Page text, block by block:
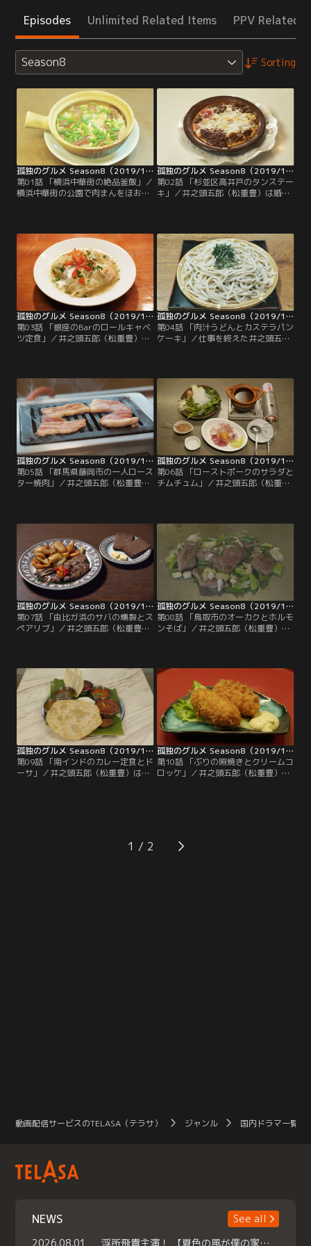
Episodes Unlimited Related Items PPV Related
Season8 Sorting
孤独のグルメ Season8（2019/10/05放送分）第01話
第01話 「横浜中華街の絶品釜飯」／
横浜中華街の公園で肉まんをほおば
へ。自宅リビングのインテリア相談
のはずが、話は思わぬ方向へ進んで
いき混迷する。何とか商談を終えた
五郎は、空腹を満たすべく中華街を
歩き出す。だがバリエーションの多
さに店が決められない。
孤独のグルメ Season8（2019/10/12放送分）第02話
第02話 「杉並区高井戸のタンステー
キ」／井之頭五郎（松重豊）は婚活
で商品を即決したかと思うと、値引
き交渉を仕掛けてくる。五郎が苦笑
するほどのヤリ手で--。商談を終え
た五郎は、駅へ向かう途中、一見オ
フィスビルのような洋食レストラン
に遭遇する。
孤独のグルメ Season8（2019/10/19放送分）第03話
第03話 「銀座のBarのロールキャベ
ツ定食」／井之頭五郎（松重豊）
に奇抜表現と面倒なやりとりが続く
はめに…。変な気を遣って空腹にな
った五郎は、銀座の路地で昼食堂の
看板を発見する。覚悟を決め店に入
りお目当てのポークソテーを注文し
ようとするが…。
孤独のグルメ Season8（2019/10/26放送分）第04話
第04話 「肉汁うどんとカステラパン
ケーキ」／仕事を終えた井之頭五郎
し中に入ると力強くうどんを踏むお
母さん（池谷のぶえ）と目が合い気
まずい雰囲気に…。うどんを堪能し
た五郎は、次の商談相手・石井（安
東弘樹）が待つひばりが丘団地へ。
商談を終え帰ろうと…。
孤独のグルメ Season8（2019/11/02放送分）第05話
第05話 「群馬県藤岡市の一人ロース
ター焼肉」／井之頭五郎（松重豊）
リング場と中も外も一体化した建物
で…。打ち合わせを終え空腹の五郎
はタクシーから店を探すが見当たら
ない。執念で発見したのは中華っぽ
い名前のお店。中に入ると、店員の
清水（大橋彰）に…。
孤独のグルメ Season8（2019/11/09放送分）第06話
第06話 「ローストポークのサラダと
チムチュム」／井之頭五郎（松重
帯の着信が止まず話が一向に進まな
い。困惑しながらもどうにか打ち合
わせを終えた五郎。浅草で何かを食
べて帰ろうとさまよっていると、デ
ィープな雰囲気が漂う焼肉横丁を発
見する。
孤独のグルメ Season8（2019/11/16放送分）第07話
第07話 「由比ガ浜のサバの燻製とス
ペアリブ」／井之頭五郎（松重豊）
向かう。転職した中村の雰囲気はす
っかり変わっていて…。商談を終え
お腹が空いた五郎は海鮮モード。だ
が周りはカフェしか見当たらない。
ようやく見つけたドイツ家庭料理店
に入ったが人気が無く…。
孤独のグルメ Season8（2019/11/23放送分）第08話
第08話 「鳥取市のオーカクとホルモ
ンそば」／井之頭五郎（松重豊）は
ーティーに出席する。下戸の五郎は
振舞われたワインを断れず、ある失
態を犯してしまう…。翌日は予定を
変更し昼食を食べてから帰ることに
するが、店はことごとく準備中。10
分以上歩き回りようやく…。
孤独のグルメ Season8（2019/11/30放送分）第09話
第09話 「南インドのカレー定食とド
ーサ」／井之頭五郎（松重豊）は
う馬の尾がある食べ物に見えて…。
そのせいで空腹を覚えた五郎は、土
孤独のグルメ Season8（2019/12/07放送分）第10話
第10話 「ぶりの照焼きとクリームコ
ロッケ」／井之頭五郎（松重豊）は
田との商談を終え疲れた五郎は、豪
徳寺で早めの晩飯を食べて帰ること
1
動画配信サービスのTELASA（テラサ） ジャンル 国内ドラマ一覧（
NEWS
See all
2026.08.01
浮所飛貴主演！ 【夏色の風が僕の家にやってきた】 本日よりテラサで独占配信スタート！